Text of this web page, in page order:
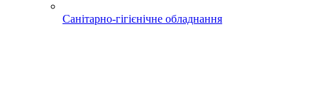
Санітарно-гігієнічне обладнання